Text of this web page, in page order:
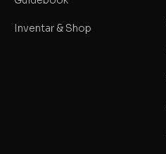
Inventar & Shop